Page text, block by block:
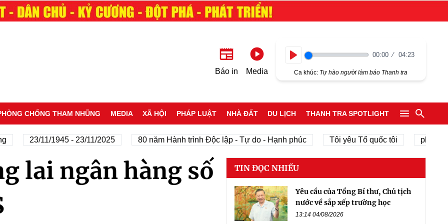
Báo in Media
00:00 04:23
Ca khúc: Tự hào người làm báo Thanh tra
CHỐNG THAM NHŨNG MEDIA XÃ HỘI PHÁP LUẬT NHÀ ĐẤT DU LỊCH THANH TRA SPOTLIGHT
23/11/1945 - 23/11/2025 80 năm Hành trình Độc lập - Tự do - Hạnh phúc Tôi yêu Tổ quốc tôi phát
lai ngân hàng số
TIN ĐỌC NHIỀU
Yêu cầu của Tổng Bí thư, Chủ tịch
nước về sắp xếp trường học
13:14 04/08/2026